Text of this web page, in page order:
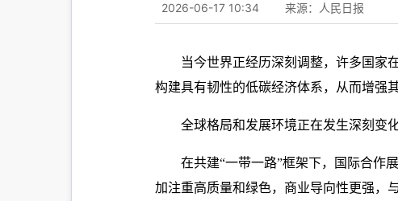
2026-06-17 10:34 来源：人民日报
当今世界正经历深刻调整，许多国家
构建具有韧性的低碳经济体系，从而增强
全球格局和发展环境正在发生深刻变
在共建“一带一路”框架下，国际合作
加注重高质量和绿色，商业导向性更强，